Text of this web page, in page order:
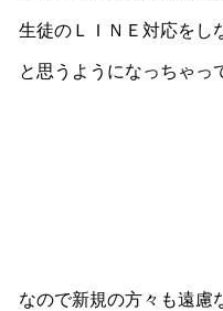
生徒のＬＩＮＥ対応をし
と思うようになっちゃ
なので新規の方々も遠慮